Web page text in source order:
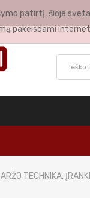
TECHNIKA,
patirtį, šioje
pakeisdami